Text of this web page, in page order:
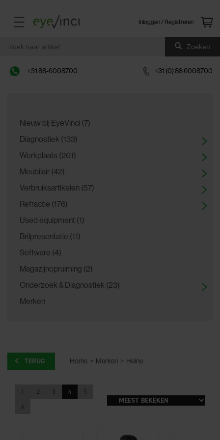
Inloggen / Registreren
Zoeken
+31 88-6008700 +31 (0) 88 6008700
Nieuw bij EyeVinci (7)
Diagnostiek (133)
Werkplaats (201)
Meubilair (42)
Verbruiksartikelen (57)
Refractie (176)
Used equipment (1)
Brilpresentatie (11)
Software (4)
Magazijnopruiming (2)
Onderzoek & Diagnostiek (23)
Merken
TERUG Home > Merken > Heine
1 2 3 4
5
6